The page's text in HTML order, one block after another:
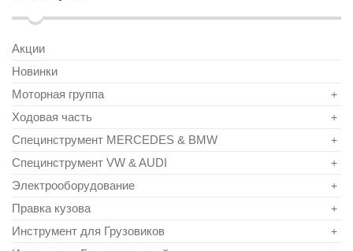
Акции
Новинки
Моторная группа
+
Ходовая часть +
Специнструмент MERCEDES & BMW +
Специнструмент VW & AUDI +
Электрооборудование +
Правка кузова +
Инструмент для Грузовиков +